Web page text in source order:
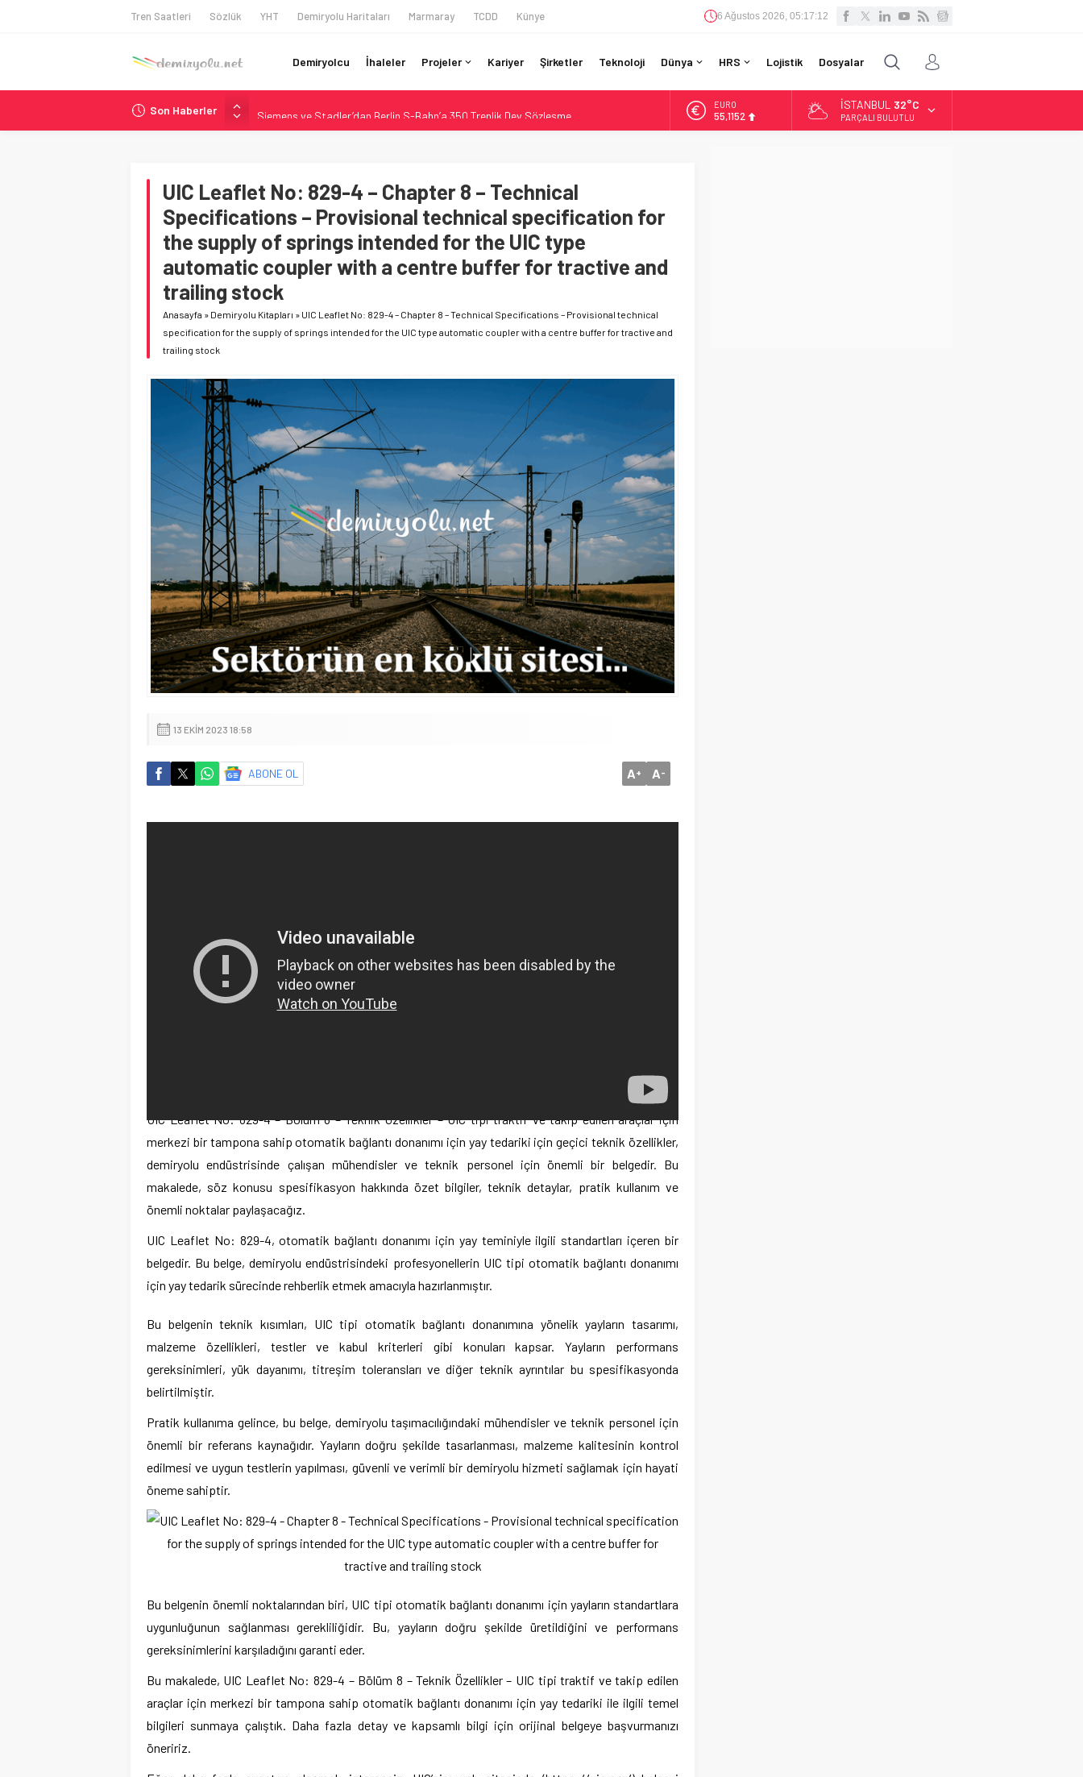
Tren Saatleri Sözlük YHT Demiryolu Haritaları Marmaray TCDD Künye 6 Ağustos 2026, 05:17:13
Demiryolcu İhaleler Projeler Kariyer Şirketler Teknoloji Dünya HRS Lojistik Dosyalar
Son Haberler
Siemens ve Stadler’dan Berlin S-Bahn’a 350 Trenlik Dev Sözleşme
Japonya Maglev Onayı: Bütçe 11 Trilyon Yen, Hedef 2036
Metrolinx’in 604 Milyon CAD’lik Toronto Uzatmasında Kazı Başladı
Alstom ve Siemens’ten São Paulo’da Çifte Sinyal Hamlesi
ALTIN
6.529,72
İSTANBUL 32°C
PARÇALI BULUTLU
UIC Leaflet No: 829-4 – Chapter 8 – Technical
Specifications – Provisional technical specification for
the supply of springs intended for the UIC type
automatic coupler with a centre buffer for tractive and
trailing stock
Anasayfa » Demiryolu Kitapları » UIC Leaflet No: 829-4 – Chapter 8 – Technical Specifications – Provisional technical
specification for the supply of springs intended for the UIC type automatic coupler with a centre buffer for tractive and
trailing stock
13 EKIM 2023 18:58
ABONE OL A+ A-
UIC Leaflet No: 829-4 – Bölüm 8 – Teknik Özellikler – UIC tipi traktif ve takip edilen araçlar için
merkezi bir tampona sahip otomatik bağlantı donanımı için yay tedariki için geçici teknik özellikler,
demiryolu endüstrisinde çalışan mühendisler ve teknik personel için önemli bir belgedir. Bu
makalede, söz konusu spesifikasyon hakkında özet bilgiler, teknik detaylar, pratik kullanım ve
önemli noktalar paylaşacağız.
UIC Leaflet No: 829-4, otomatik bağlantı donanımı için yay teminiyle ilgili standartları içeren bir
belgedir. Bu belge, demiryolu endüstrisindeki profesyonellerin UIC tipi otomatik bağlantı donanımı
için yay tedarik sürecinde rehberlik etmek amacıyla hazırlanmıştır.
Bu belgenin teknik kısımları, UIC tipi otomatik bağlantı donanımına yönelik yayların tasarımı,
malzeme özellikleri, testler ve kabul kriterleri gibi konuları kapsar. Yayların performans
gereksinimleri, yük dayanımı, titreşim toleransları ve diğer teknik ayrıntılar bu spesifikasyonda
belirtilmiştir.
Pratik kullanıma gelince, bu belge, demiryolu taşımacılığındaki mühendisler ve teknik personel için
önemli bir referans kaynağıdır. Yayların doğru şekilde tasarlanması, malzeme kalitesinin kontrol
edilmesi ve uygun testlerin yapılması, güvenli ve verimli bir demiryolu hizmeti sağlamak için hayati
öneme sahiptir.
Bu belgenin önemli noktalarından biri, UIC tipi otomatik bağlantı donanımı için yayların standartlara
uygunluğunun sağlanması gerekliliğidir. Bu, yayların doğru şekilde üretildiğini ve performans
gereksinimlerini karşıladığını garanti eder.
Bu makalede, UIC Leaflet No: 829-4 – Bölüm 8 – Teknik Özellikler – UIC tipi traktif ve takip edilen
araçlar için merkezi bir tampona sahip otomatik bağlantı donanımı için yay tedariki ile ilgili temel
bilgileri sunmaya çalıştık. Daha fazla detay ve kapsamlı bilgi için orijinal belgeye başvurmanızı
öneririz.